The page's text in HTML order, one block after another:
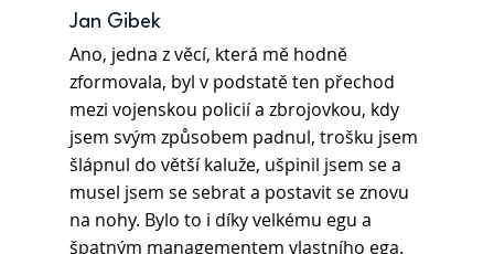
Jan Gibek
Ano, jedna z věcí, která mě hodně
zformovala, byl v podstatě ten přechod
mezi vojenskou policií a zbrojovkou, kdy
jsem svým způsobem padnul, trošku jsem
šlápnul do větší kaluže, ušpinil jsem se a
musel jsem se sebrat a postavit se znovu
na nohy. Bylo to i díky velkému egu a
špatným managementem vlastního ega.